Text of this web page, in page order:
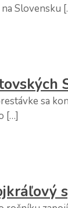
Slovensku
sa
[…]